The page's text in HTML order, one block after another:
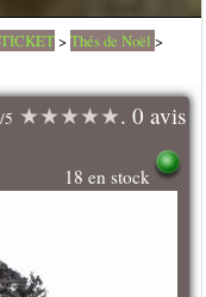
>Thés de Noël>
5 ★★★★★. 0 avis
18 en stock